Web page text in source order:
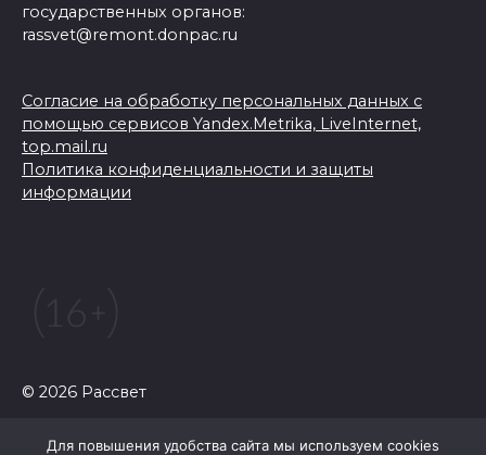
государственных органов:
rassvet@remont.donpac.ru
Согласие на обработку персональных данных с
помощью сервисов Yandex.Metrika, LiveInternet,
top.mail.ru
Политика конфиденциальности и защиты
информации
© 2026 Рассвет
Для повышения удобства сайта мы используем cookies